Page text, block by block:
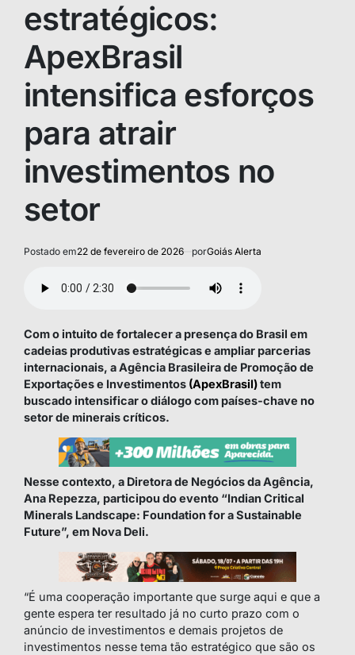
estratégicos:
ApexBrasil
intensifica esforços
para atrair
investimentos no
setor
Postado em22 de fevereiro de 2026 porGoiás Alerta
Com o intuito de fortalecer a presença do Brasil em
cadeias produtivas estratégicas e ampliar parcerias
internacionais, a Agência Brasileira de Promoção de
Exportações e Investimentos (ApexBrasil)tem
buscado intensificar o diálogo com países-chave no
setor de minerais críticos.
Nesse contexto, a Diretora de Negócios da Agência,
Ana Repezza, participou do evento “Indian Critical
Minerals Landscape: Foundation for a Sustainable
Future”, em Nova Deli.
“É uma cooperação importante que surge aqui e que a
gente espera ter resultado já no curto prazo com o
anúncio de investimentos e demais projetos de
investimentos nesse tema tão estratégico que são os